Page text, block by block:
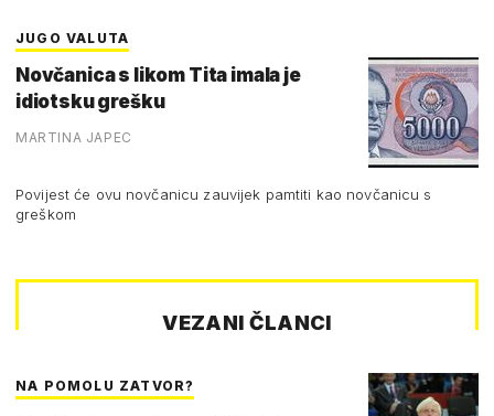
JUGO VALUTA
Novčanica s likom Tita imala je
idiotsku grešku
MARTINA JAPEC
Povijest će ovu novčanicu zauvijek pamtiti kao novčanicu s
greškom
VEZANI ČLANCI
NA POMOLU ZATVOR?